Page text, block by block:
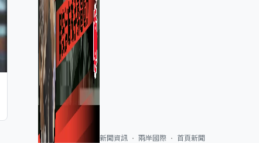
新聞資訊 兩岸國際 首頁新聞